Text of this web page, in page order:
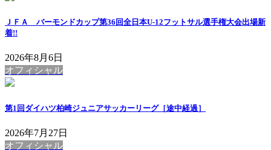
ＪＦＡ バーモンドカップ第36回全日本U-12フットサル選手権大会出場新
着!!
2026年8月6日
オフィシャル
第1回ダイハツ柏崎ジュニアサッカーリーグ［途中経過］
2026年7月27日
オフィシャル